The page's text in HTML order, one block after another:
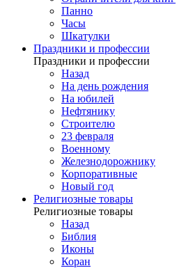
Панно
Часы
Шкатулки
Праздники и профессии
Праздники и профессии
Назад
На день рождения
На юбилей
Нефтянику
Строителю
23 февраля
Военному
Железнодорожнику
Корпоративные
Новый год
Религиозные товары
Религиозные товары
Назад
Библия
Иконы
Коран